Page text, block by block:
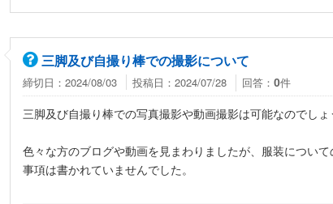
三脚及び自撮り棒での撮影について
締切日：2024/08/03 投稿日：2024/07/28 回答： 0件
三脚及び自撮り棒での写真撮影や動画撮影は可能なのでしょ
色々な方のブログや動画を見まわりましたが、服装につい
事項は書かれていませんでした。